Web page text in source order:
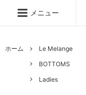
メニュー
ホーム
Le Melange
BOTTOMS
Ladies